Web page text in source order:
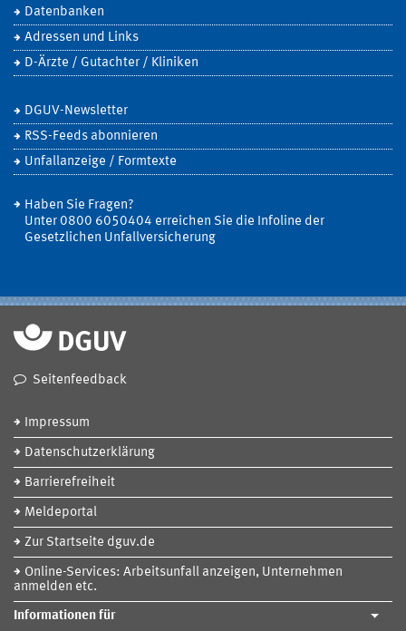
Datenbanken
Adressen und Links
D-Ärzte / Gutachter / Kliniken
DGUV-Newsletter
RSS-Feeds abonnieren
Unfallanzeige / Formtexte
Haben Sie Fragen?
Unter 0800 6050404 erreichen Sie die Infoline der
Gesetzlichen Unfallversicherung
Seitenfeedback
Impressum
Datenschutzerklärung
Barrierefreiheit
Meldeportal
Zur Startseite dguv.de
Online-Services: Arbeitsunfall anzeigen, Unternehmen
anmelden etc.
Informationen für